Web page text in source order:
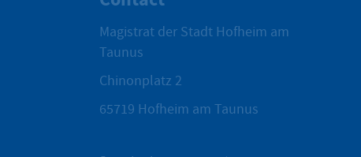
Magistrat der Stadt Hofheim am
Taunus
Chinonplatz 2
65719 Hofheim am Taunus